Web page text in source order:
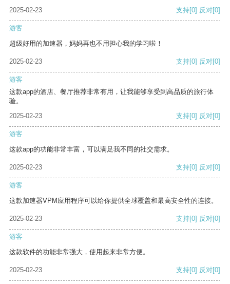
2025-02-23
支持[0] 反对[0]
游客
超级好用的加速器，妈妈再也不用担心我的学习啦！
2025-02-23 支持[0] 反对[0]
游客
这款app的酒店、餐厅推荐非常有用，让我能够享受到高品质的旅行体
验。
2025-02-23
支持[0] 反对[0]
游客
这款app的功能非常丰富，可以满足我不同的社交需求。
2025-02-23 支持[0] 反对[0]
游客
这款加速器VPM应用程序可以给你提供全球覆盖和最高安全性的连接。
2025-02-23 支持[0] 反对[0]
游客
这款软件的功能非常强大，使用起来非常方便。
2025-02-23 支持[0] 反对[0]